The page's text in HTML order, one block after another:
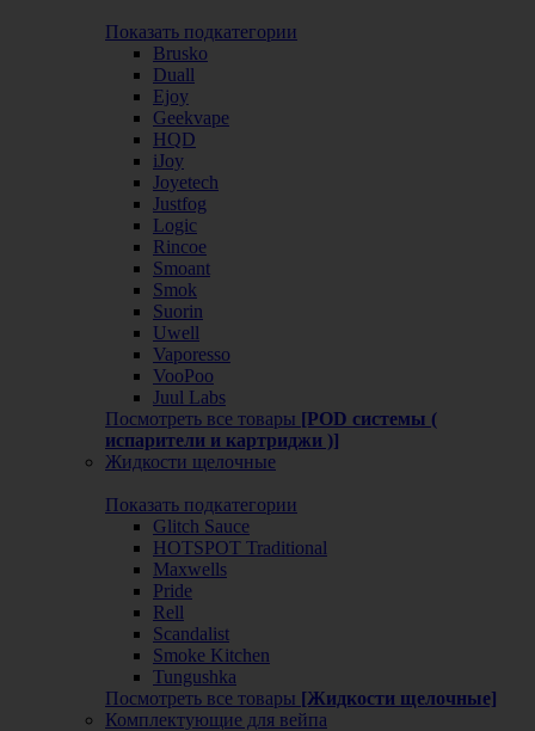
Показать подкатегории
Brusko
Duall
Ejoy
Geekvape
HQD
iJoy
Joyetech
Justfog
Logic
Rincoe
Smoant
Smok
Suorin
Uwell
Vaporesso
VooPoo
Juul Labs
Посмотреть все товары [POD системы (
испарители и картриджи )]
Жидкости щелочные
Показать подкатегории
Glitch Sauce
HOTSPOT Traditional
Maxwells
Pride
Rell
Scandalist
Smoke Kitchen
Tungushka
Посмотреть все товары [Жидкости щелочные]
Комплектующие для вейпа